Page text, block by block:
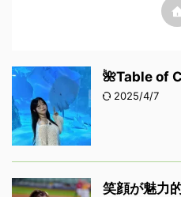
🌺Table of
2025/4/7
笑顔が魅力